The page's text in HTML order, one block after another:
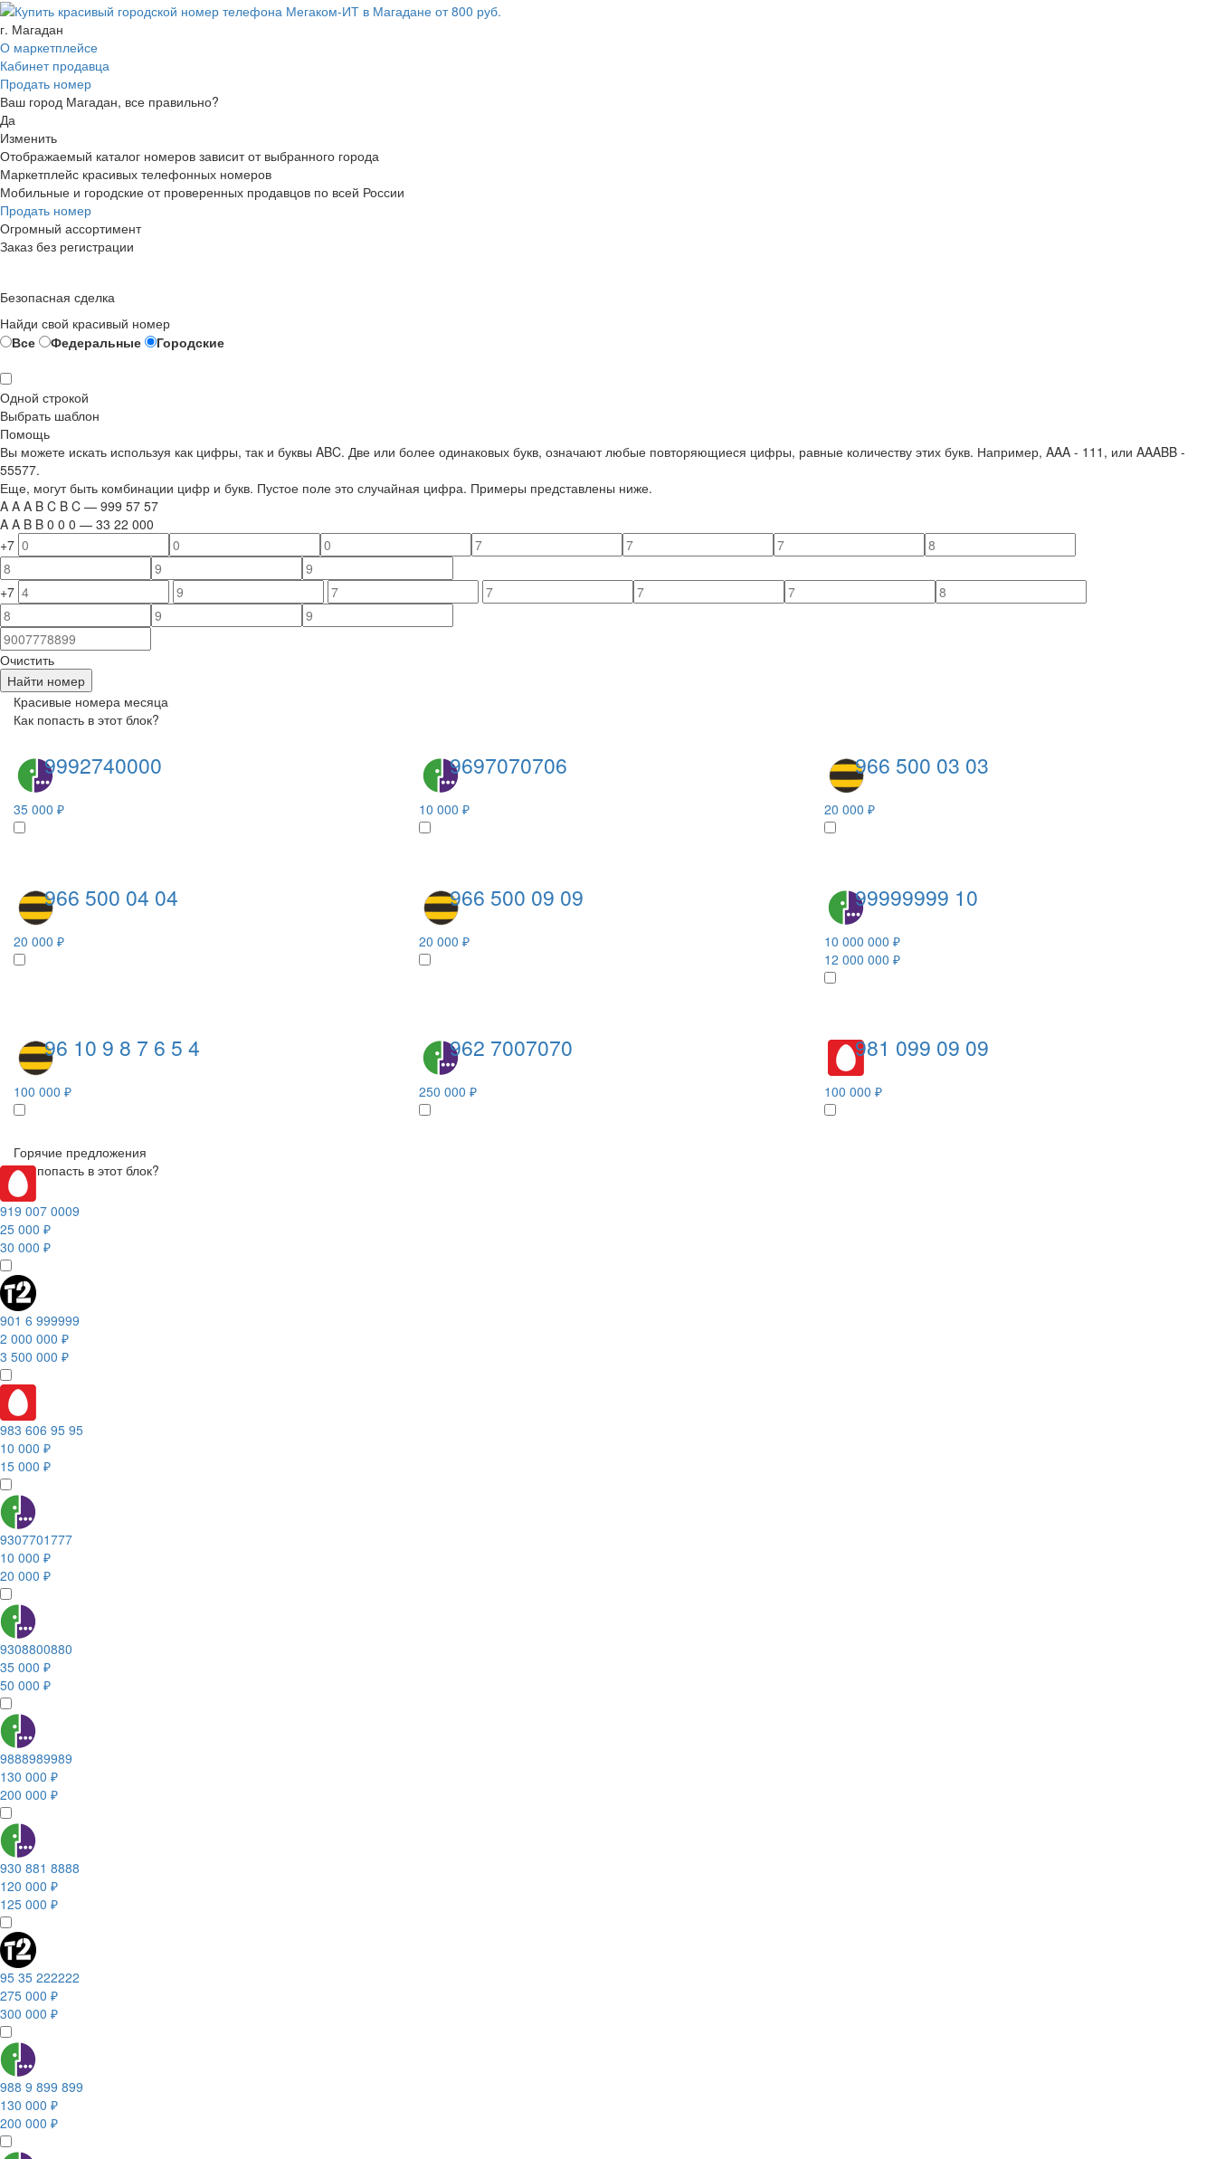
г. Магадан
О маркетплейсе
Кабинет продавца
Продать номер
Ваш город Магадан, все правильно?
Да
Изменить
Отображаемый каталог номеров зависит от выбранного города
Маркетплейс красивых телефонных номеров
Мобильные и городские от проверенных продавцов по всей России
Продать номер
Огромный ассортимент
Заказ без регистрации
Безопасная сделка
Найди свой красивый номер
Все
Федеральные Городские
Одной строкой
Выбрать шаблон
Помощь
Вы можете искать используя как цифры, так и буквы ABC. Две или более одинаковых букв, означают любые повторяющиеся цифры, равные количеству этих букв. Например, AAA - 111 , или AAABB -
55577.
Еще, могут быть комбинации цифр и букв. Пустое поле это случайная цифра. Примеры представлены ниже.
A A A B C B C — 999 57 57
A A B B 0 0 0 — 33 22 000
+7
+7
Очистить
Найти номер
Красивые номера месяца
Как попасть в этот блок?
9992740000
35 000 ₽
9697070706
10 000 ₽
966 500 03 03
20 000 ₽
966 500 04 04
20 000 ₽
966 500 09 09
20 000 ₽
99999999 10
10 000 000 ₽
12 000 000 ₽
96 10 9 8 7 6 5 4
100 000 ₽
962 7007070
250 000 ₽
981 099 09 09
100 000 ₽
Горячие предложения
Как попасть в этот блок?
919 007 0009
25 000 ₽
30 000 ₽
901 6 999999
2 000 000 ₽
3 500 000 ₽
983 606 95 95
10 000 ₽
15 000 ₽
9307701777
10 000 ₽
20 000 ₽
9308800880
35 000 ₽
50 000 ₽
9888989989
130 000 ₽
200 000 ₽
930 881 8888
120 000 ₽
125 000 ₽
95 35 222222
275 000 ₽
300 000 ₽
988 9 899 899
130 000 ₽
200 000 ₽